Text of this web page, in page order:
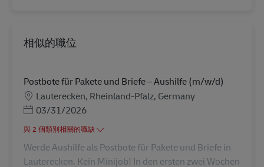
相似的職位
Postbote für Pakete und Briefe – Aushilfe (m/w/d)
地點Lauterecken, Rheinland-Pfalz, Germany
Posted Date
03/31/2026
與 2 個類別相關的職缺
Werde Aushilfe als Postbote für Pakete und Briefe in
Lauterecken. Kein Minijob! In den ersten zwei Wochen